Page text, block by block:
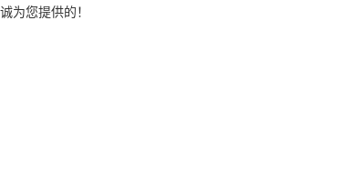
为您提供的！